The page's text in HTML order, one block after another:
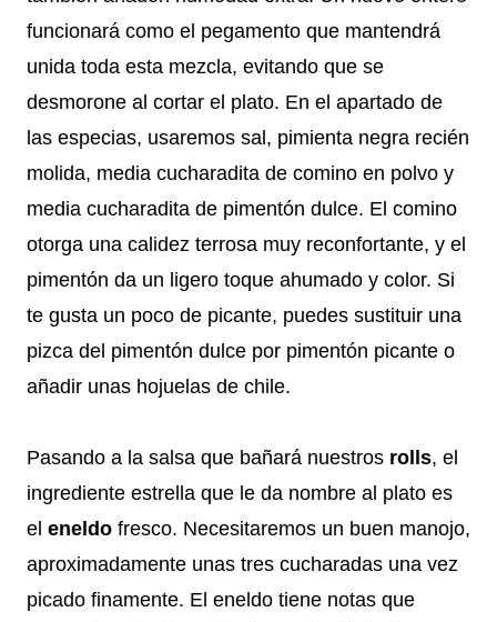
funcionará como el pegamento que mantendrá
unida toda esta mezcla, evitando que se
desmorone al cortar el plato. En el apartado de
las especias, usaremos sal, pimienta negra recién
molida, media cucharadita de comino en polvo y
media cucharadita de pimentón dulce. El comino
otorga una calidez terrosa muy reconfortante, y el
pimentón da un ligero toque ahumado y color. Si
te gusta un poco de picante, puedes sustituir una
pizca del pimentón dulce por pimentón picante o
añadir unas hojuelas de chile.
Pasando a la salsa que bañará nuestros rolls, el
ingrediente estrella que le da nombre al plato es
el eneldo fresco. Necesitaremos un buen manojo,
aproximadamente unas tres cucharadas una vez
picado finamente. El eneldo tiene notas que